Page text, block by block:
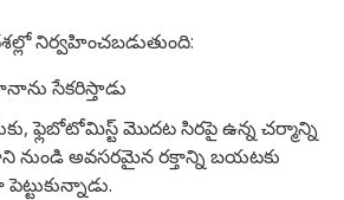
నిర్వహించబడుతుంది:
సేకరిస్తాడు
ఫ్లెబోటోమిస్ట్ మొదట సిరపై ఉన్న చర్మాన్ని
నుండి అవసరమైన రక్తాన్ని బయటకు